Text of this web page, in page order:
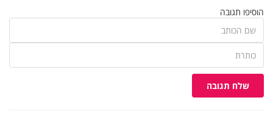
הוסיפו תגובה
שלח תגובה